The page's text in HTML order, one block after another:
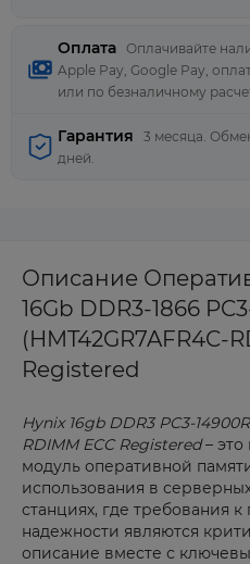
Оплата
Оплачивайте
Apple Pay, Google Pay,
или по безналичному
Гарантия
3 месяца.
дней.
Описание
16Gb DDR3-1866
(HMT42GR7AFR4C-
Registered
Hynix 16gb DDR3 PC3-
RDIMM ECC Registered– это
модуль оперативной
использования в
станциях, где требования
надежности являются
описание вместе с